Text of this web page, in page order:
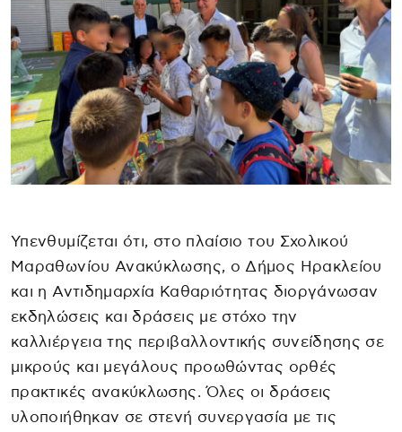
Υπενθυμίζεται ότι, στο πλαίσιο του Σχολικού
Μαραθωνίου Ανακύκλωσης, ο Δήμος Ηρακλείου
και η Αντιδημαρχία Καθαριότητας διοργάνωσαν
εκδηλώσεις και δράσεις με στόχο την
καλλιέργεια της περιβαλλοντικής συνείδησης σε
μικρούς και μεγάλους προωθώντας ορθές
πρακτικές ανακύκλωσης. Όλες οι δράσεις
υλοποιήθηκαν σε στενή συνεργασία με τις